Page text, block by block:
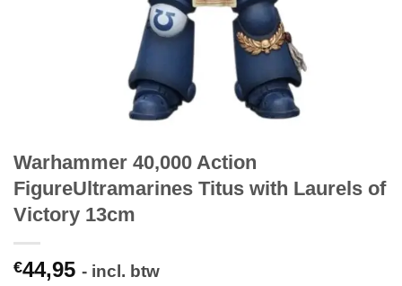
Warhammer 40,000 Action
FigureUltramarines Titus with Laurels of
Victory 13cm
€44,95 - incl. btw